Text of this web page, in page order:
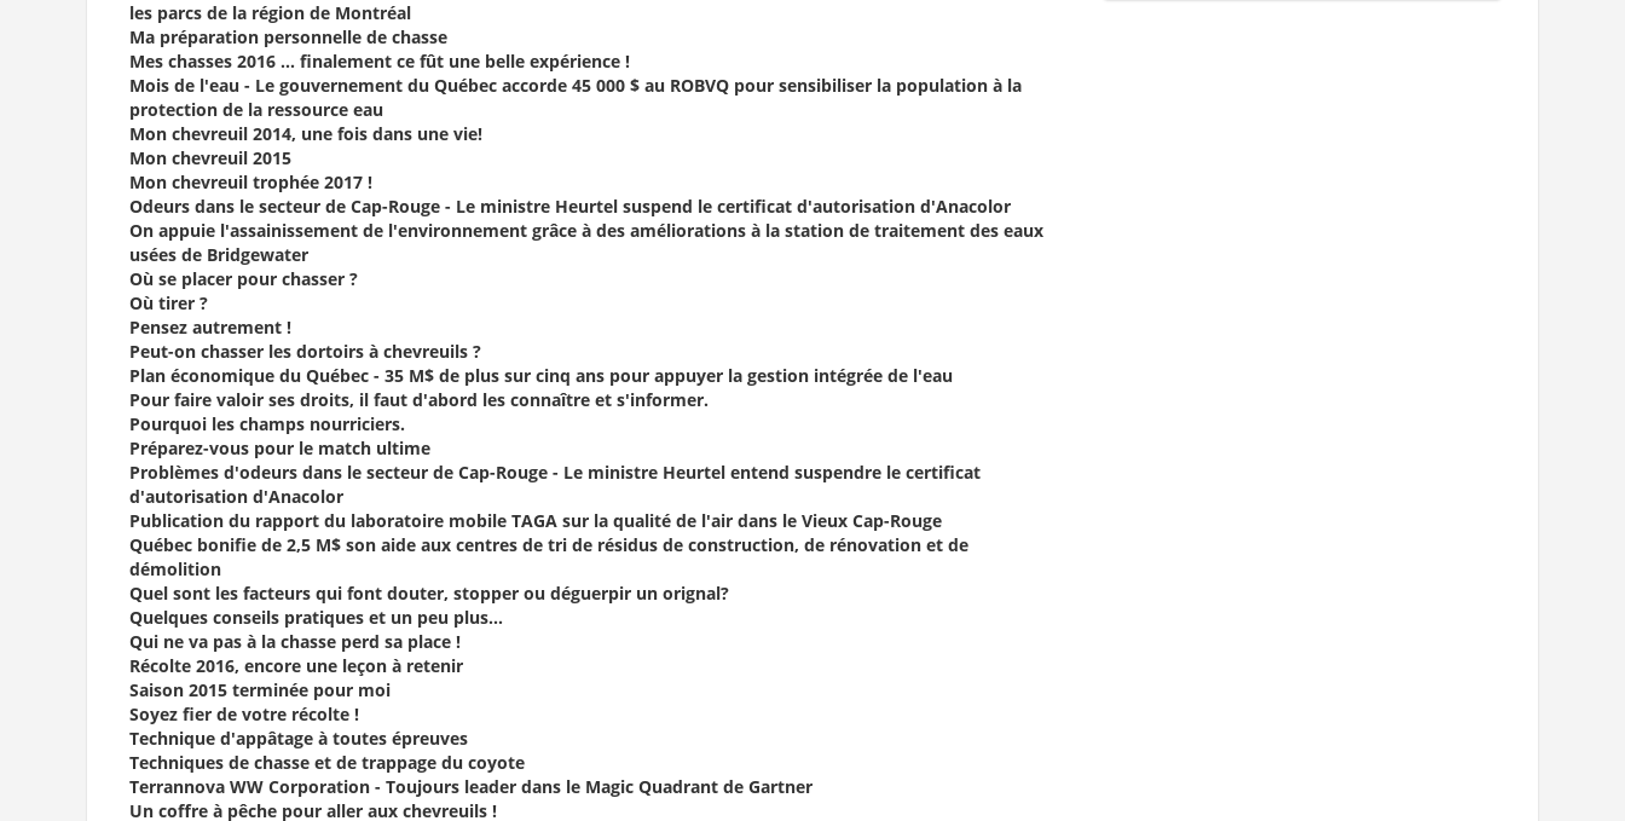
les parcs de la région de Montréal
Ma préparation personnelle de chasse
Mes chasses 2016 ... finalement ce fût une belle expérience !
Mois de l'eau - Le gouvernement du Québec accorde 45 000 $ au ROBVQ pour sensibiliser la population à la
protection de la ressource eau
Mon chevreuil 2014, une fois dans une vie!
Mon chevreuil 2015
Mon chevreuil trophée 2017 !
Odeurs dans le secteur de Cap-Rouge - Le ministre Heurtel suspend le certificat d'autorisation d'Anacolor
On appuie l'assainissement de l'environnement grâce à des améliorations à la station de traitement des eaux
usées de Bridgewater
Où se placer pour chasser ?
Où tirer ?
Pensez autrement !
Peut-on chasser les dortoirs à chevreuils ?
Plan économique du Québec - 35 M$ de plus sur cinq ans pour appuyer la gestion intégrée de l'eau
Pour faire valoir ses droits, il faut d'abord les connaître et s'informer.
Pourquoi les champs nourriciers.
Préparez-vous pour le match ultime
Problèmes d'odeurs dans le secteur de Cap-Rouge - Le ministre Heurtel entend suspendre le certificat
d'autorisation d'Anacolor
Publication du rapport du laboratoire mobile TAGA sur la qualité de l'air dans le Vieux Cap-Rouge
Québec bonifie de 2,5 M$ son aide aux centres de tri de résidus de construction, de rénovation et de
démolition
Quel sont les facteurs qui font douter, stopper ou déguerpir un orignal?
Quelques conseils pratiques et un peu plus...
Qui ne va pas à la chasse perd sa place !
Récolte 2016, encore une leçon à retenir
Saison 2015 terminée pour moi
Soyez fier de votre récolte !
Technique d'appâtage à toutes épreuves
Techniques de chasse et de trappage du coyote
Terrannova WW Corporation - Toujours leader dans le Magic Quadrant de Gartner
Un coffre à pêche pour aller aux chevreuils !